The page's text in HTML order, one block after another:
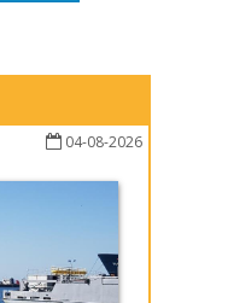
04-08-2026